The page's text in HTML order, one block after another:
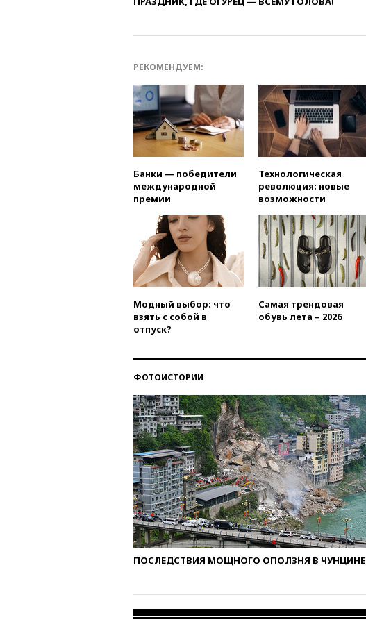
РЕКОМЕНДУЕМ:
Банки — победители
международной
премии
Технологическая
революция: новые
возможности
Модный выбор: что
взять с собой в
отпуск?
Самая трендовая
обувь лета – 2026
ФОТОИСТОРИИ
ПОСЛЕДСТВИЯ МОЩНОГО ОПОЛЗНЯ В ЧУНЦИНЕ